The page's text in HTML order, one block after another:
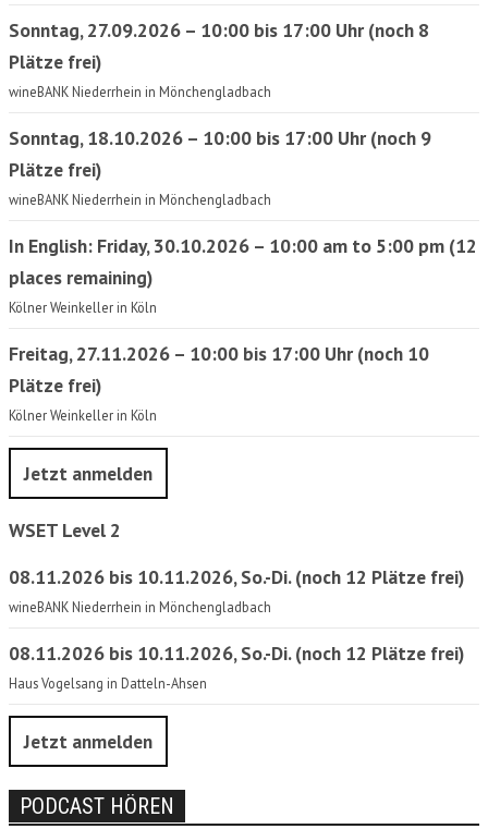
Sonntag, 27.09.2026 – 10:00 bis 17:00 Uhr (noch 8
Plätze frei)
wineBANK Niederrhein in Mönchengladbach
Sonntag, 18.10.2026 – 10:00 bis 17:00 Uhr (noch 9
Plätze frei)
wineBANK Niederrhein in Mönchengladbach
In English: Friday, 30.10.2026 – 10:00 am to 5:00 pm (12
places remaining)
Kölner Weinkeller in Köln
Freitag, 27.11.2026 – 10:00 bis 17:00 Uhr (noch 10
Plätze frei)
Kölner Weinkeller in Köln
Jetzt anmelden
WSET Level 2
08.11.2026 bis 10.11.2026, So.-Di. (noch 12 Plätze frei)
wineBANK Niederrhein in Mönchengladbach
08.11.2026 bis 10.11.2026, So.-Di. (noch 12 Plätze frei)
Haus Vogelsang in Datteln-Ahsen
Jetzt anmelden
PODCAST HÖREN